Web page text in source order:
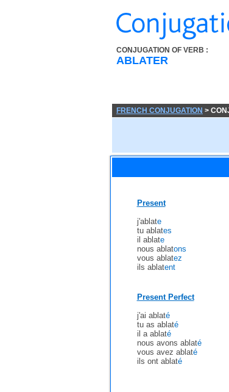
CONJUGATION OF VERB :
ABLATER
FRENCH CONJUGATION >
Present
j'ablate
tu ablates
il ablate
nous ablatons
vous ablatez
ils ablatent
Present Perfect
j'ai ablaté
tu as ablaté
il a ablaté
nous avons ablaté
vous avez ablaté
ils ont ablaté